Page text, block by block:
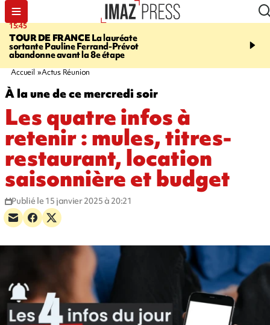
15:45
TOUR DE FRANCELa lauréate
sortante Pauline Ferrand-Prévot
abandonne avant la 8e étape
20:17
routière, concours de
Accueil Actus Réunion
À la une de ce mercredi soir
Les quatre infos à
retenir : mules, titres-
restaurant, location
saisonnière et budget
Publié le 15 janvier 2025 à 20:21